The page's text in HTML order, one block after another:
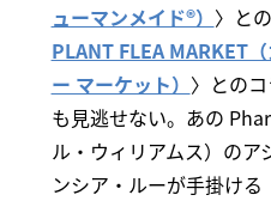
ューマンメイド®） 〉と
PLANT FLEA MARKET
ー マーケット） 〉との
も見逃せない。あの
ル・ウィリアムス）の
ンシア・ルーが手掛ける